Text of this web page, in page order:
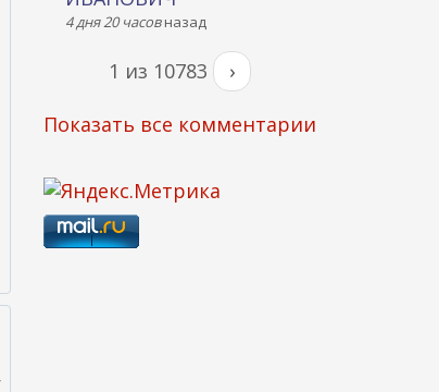
4 дня 20 часовназад
1 из 10783 ›
Показать все комментарии